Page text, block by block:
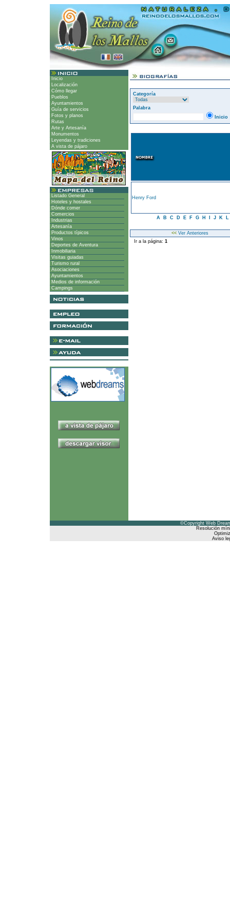
Inicio
Localización
Cómo llegar
Pueblos
Ayuntamientos
Guía de servicios
Fotos y planos
Rutas
Arte y Artesanía
Monumentos
Leyendas y tradiciones
A vista de pájaro
Listado General
Hoteles y hostales
Dónde comer
Comercios
Industrias
Artesanía
Productos típicos
Vinos
Deportes de Aventura
Inmobiliaria
Visitas guiadas
Turismo rural
Asociaciones
Ayuntamientos
Medios de información
Campings
Categoría
Palabra
Inicio
Henry Ford
A B C D E F G H J K L
<<Ver Anteriores
Ir a la página: 1
©Copyright Web
Resolución
Aviso